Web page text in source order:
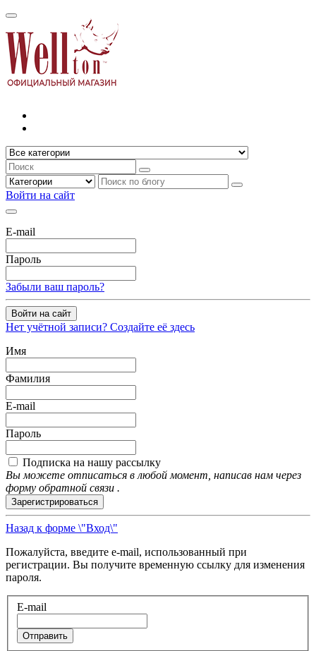
Войти на сайт
E-mail
Пароль
Забыли ваш пароль?
Войти на сайт
Нет учётной записи? Создайте её здесь
Имя
Фамилия
E-mail
Пароль
Подписка на нашу рассылку
Вы можете отписаться в любой момент, написав нам через
форму обратной связи .
Зарегистрироваться
Назад к форме \"Вход\"
Пожалуйста, введите e-mail, использованный при
регистрации. Вы получите временную ссылку для изменения
пароля.
E-mail
Отправить